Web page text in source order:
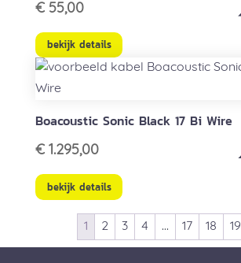
€55,00
bekijk details
Boacoustic Sonic Black 17 Bi Wire
€1.295,00
bekijk details
1 2 3 4 … 17 18 19